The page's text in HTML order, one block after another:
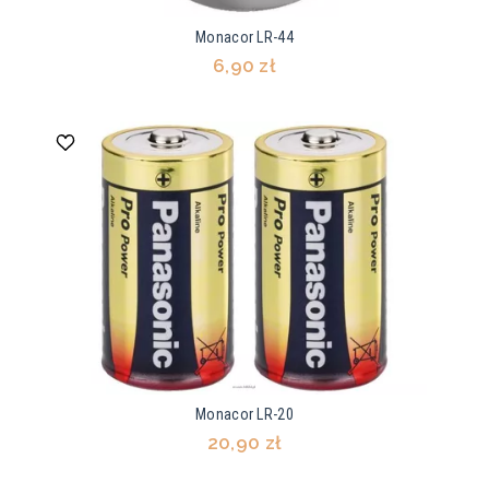
Monacor LR-44
6,90 zł
Monacor LR-20
20,90 zł